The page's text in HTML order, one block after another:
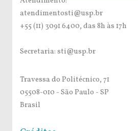
atendimentosti@usp.br
+55 (11) 3091 6400, das 8h às 17h
Secretaria: sti@usp.br
Travessa do Politécnico, 71
05508-010 - São Paulo - SP
Brasil